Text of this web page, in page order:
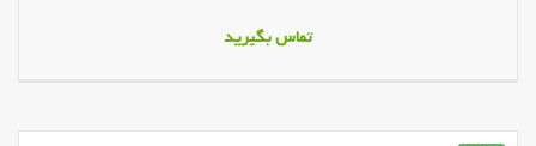
تماس بگیرید